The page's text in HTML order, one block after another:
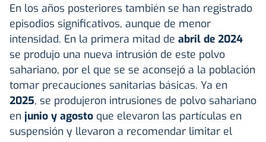
En los años posteriores también se han registrado
episodios significativos, aunque de menor
intensidad. En la primera mitad de abril de 2024
se produjo una nueva intrusión de este polvo
sahariano, por el que se se aconsejó a la población
tomar precauciones sanitarias básicas. Ya en
2025, se produjeron intrusiones de polvo sahariano
en junio y agosto que elevaron las partículas en
suspensión y llevaron a recomendar limitar el